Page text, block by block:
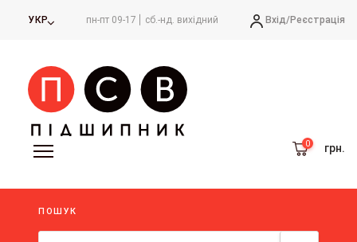
УКР пн-пт 09-17 сб.-нд. вихідний Вхід/Реєстрація
грн.
ПОШУК